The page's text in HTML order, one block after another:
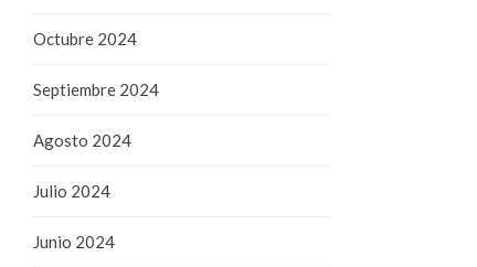
Octubre 2024
Septiembre 2024
Agosto 2024
Julio 2024
Junio 2024